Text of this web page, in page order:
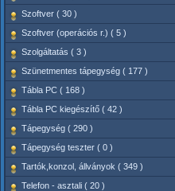
Szoftver ( 30 )
Szoftver (operációs r.) ( 5 )
Szolgáltatás ( 3 )
Szünetmentes tápegység ( 177 )
Tábla PC ( 168 )
Tábla PC kiegészítő ( 42 )
Tápegység ( 290 )
Tápegység teszter ( 0 )
Tartók,konzol, állványok ( 349 )
Telefon - asztali ( 20 )